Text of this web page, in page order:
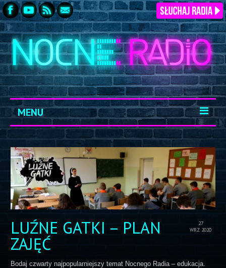
MENU
START
ARCHIWUM
KONTAKT
LOGOWANIE
27
WRZ 2020
LUŹNE GATKI – PLAN
ZAJĘĆ
Bodaj czwarty najpopularniejszy temat Nocnego Radia – edukacja.